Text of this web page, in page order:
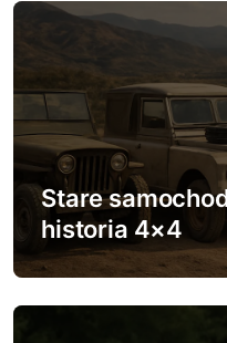
a
c
j
a
w
p
i
Stare
historia 4×4